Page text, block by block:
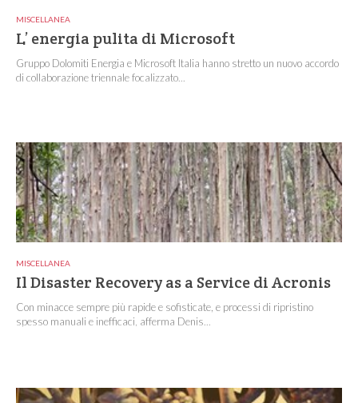
MISCELLANEA
L’ energia pulita di Microsoft
Gruppo Dolomiti Energia e Microsoft Italia hanno stretto un nuovo accordo
di collaborazione triennale focalizzato...
MISCELLANEA
Il Disaster Recovery as a Service di Acronis
Con minacce sempre più rapide e sofisticate, e processi di ripristino
spesso manuali e inefficaci, afferma Denis...